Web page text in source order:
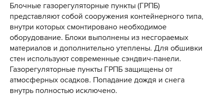
Блочные газорегуляторные пункты (ГРПБ)
представляют собой сооружения контейнерного типа,
внутри которых смонтировано необходимое
оборудование. Блоки выполнены из несгораемых
материалов и дополнительно утеплены. Для обшивки
стен используют современные сэндвич-панели.
Газорегуляторные пункты ГРПБ защищены от
атмосферных осадков. Попадание дождя и снега
внутрь полностью исключено.